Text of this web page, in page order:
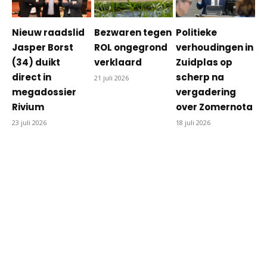
Nieuw raadslid
Jasper Borst
(34) duikt
direct in
megadossier
Rivium
23 juli 2026
Bezwaren tegen
ROL ongegrond
verklaard
21 juli 2026
Politieke
verhoudingen in
Zuidplas op
scherp na
vergadering
over Zomernota
18 juli 2026